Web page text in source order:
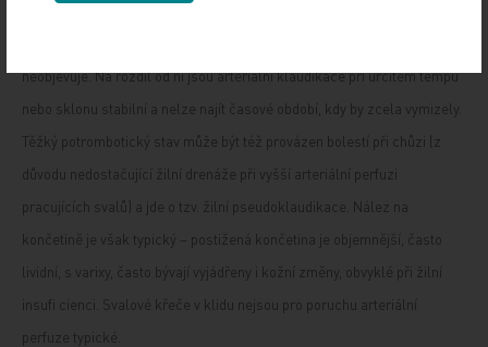
neobjevuje. Na rozdíl od ní jsou arteriální klaudikace při určitém tempu
nebo sklonu stabilní a nelze najít časové období, kdy by zcela vymizely.
Těžký potrombotický stav může být též provázen bolestí při chůzi (z
důvodu nedostačující žilní drenáže při vyšší arteriální perfuzi
pracujících svalů) a jde o tzv. žilní pseudoklaudikace. Nález na
končetině je však typický – postižená končetina je objemnější, často
lividní, s varixy, často bývají vyjádřeny i kožní změny, obvyklé při žilní
insufi cienci. Svalové křeče v klidu nejsou pro poruchu arteriální
perfuze typické.